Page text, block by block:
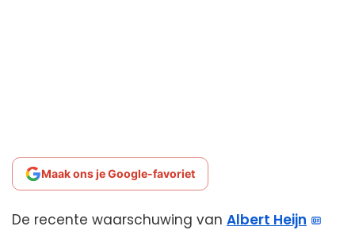
Maak ons je Google-favoriet
De recente waarschuwing van Albert Heijn